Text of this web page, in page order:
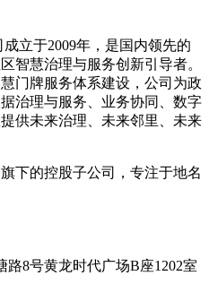
立于2009年，是国内领先的
智慧治理与服务创新引导者。
门牌服务体系建设，公司为政
治理与服务、业务协同、数字
供未来治理、未来邻里、未来
下的控股子公司，专注于地名
8号黄龙时代广场B座1202室